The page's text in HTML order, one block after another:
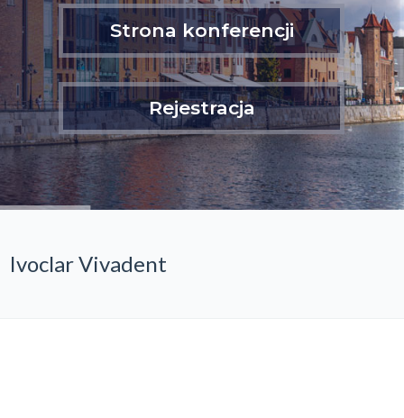
Strona konferencji
Rejestracja
Ivoclar Vivadent